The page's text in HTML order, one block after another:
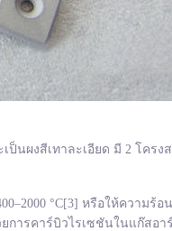
นผงสีเทาละเอียด มี 2 โครง
°C[3] หรือให้ความร้อ
ยการคาร์บิวไรเซชันในแก๊สอา